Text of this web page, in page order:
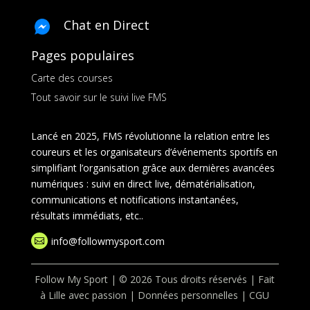
Chat en Direct
Pages populaires
Carte des courses
Tout savoir sur le suivi live FMS
Lancé en 2025, FMS révolutionne la relation entre les
coureurs et les organisateurs d’événements sportifs en
simplifiant l’organisation grâce aux dernières avancées
numériques : suivi en direct live, dématérialisation,
communications et notifications instantanées,
résultats immédiats, etc..
 info@followmysport.com
Follow My Sport | © 2026 Tous droits réservés | Fait
à Lille avec passion | Données personnelles |CGU